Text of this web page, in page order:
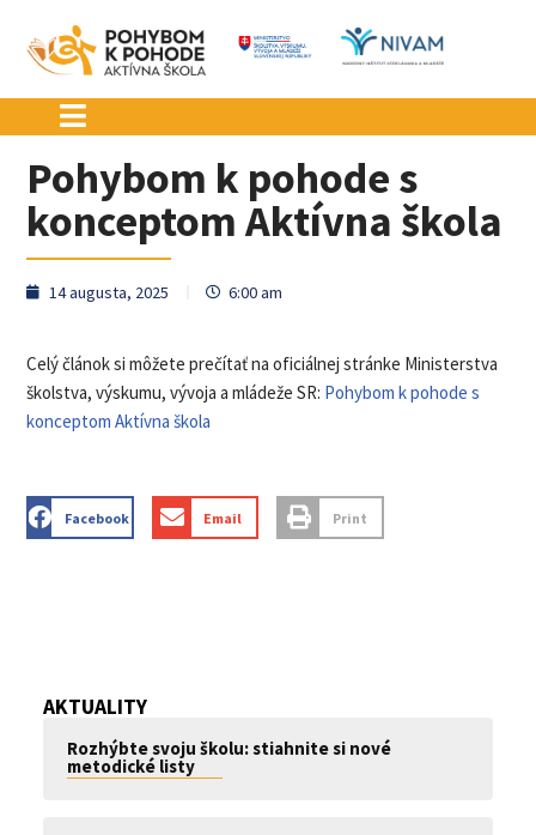
Preskočiť
na
obsah
Pohybom k pohode s
konceptom Aktívna škola
14 augusta, 2025 6:00 am
Celý článok si môžete prečítať na oficiálnej stránke Ministerstva
školstva, výskumu, vývoja a mládeže SR: Pohybom k pohode s
konceptom Aktívna škola
Facebook Email Print
AKTUALITY
Rozhýbte svoju školu: stiahnite si nové
metodické listy